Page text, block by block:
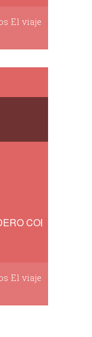
El viaje
COBO
El viaje